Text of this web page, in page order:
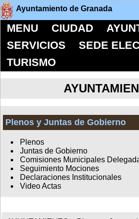
Ayuntamiento de Granada
MENU CIUDAD
SERVICIOS
SEDE
TURISMO
Plenos y Juntas de Gobierno
Plenos
Juntas de Gobierno
Comisiones Municipales
Seguimiento Mociones
Declaraciones Institucionales
Video Actas